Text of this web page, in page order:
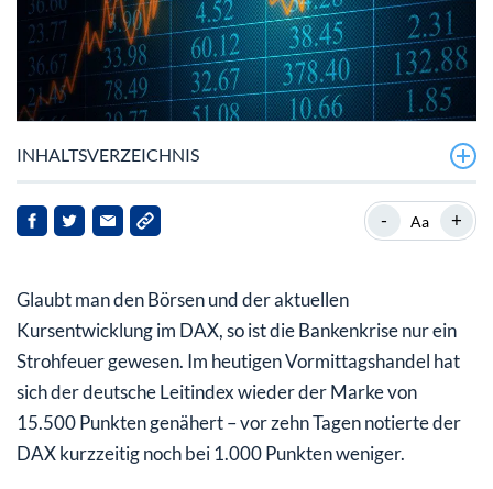
INHALTSVERZEICHNIS
DAX im Aufwind
- Aa +
Glaubt man den Börsen und der aktuellen
Kursentwicklung im DAX, so ist die Bankenkrise nur ein
Strohfeuer gewesen. Im heutigen Vormittagshandel hat
sich der deutsche Leitindex wieder der Marke von
15.500 Punkten genähert – vor zehn Tagen notierte der
DAX kurzzeitig noch bei 1.000 Punkten weniger.